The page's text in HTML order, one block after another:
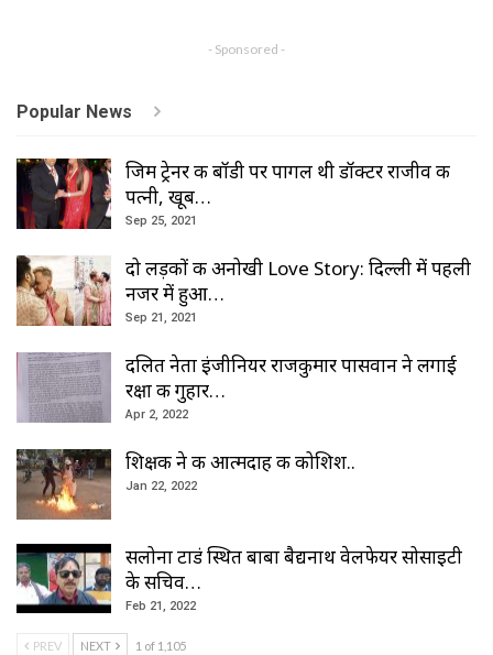
- Sponsored -
Popular News
जिम ट्रेनर की बॉडी पर पागल थी डॉक्टर राजीव की
पत्नी, खूब…
Sep 25, 2021
दो लड़कों की अनोखी Love Story: दिल्ली में पहली
नजर में हुआ…
Sep 21, 2021
दलित नेता इंजीनियर राजकुमार पासवान ने लगाई
रक्षा की गुहार…
Apr 2, 2022
शिक्षक ने की आत्मदाह की कोशिश..
Jan 22, 2022
सलोना टाडं स्थित बाबा बैद्यनाथ वेलफेयर सोसाइटी
के सचिव…
Feb 21, 2022
PREV NEXT 1 of 1,105